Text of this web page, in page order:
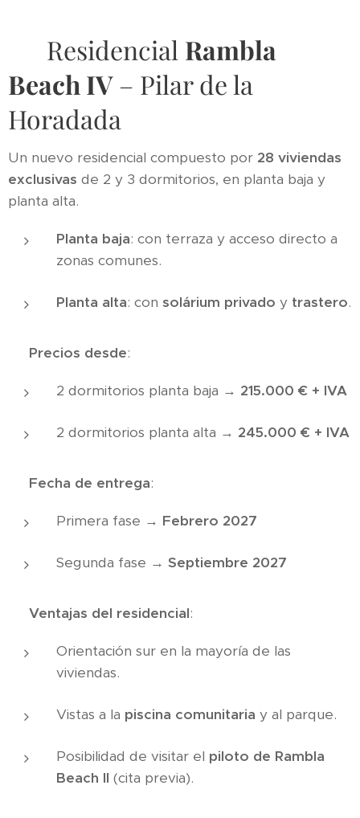
🏡 Residencial Rambla
Beach IV– Pilar de la
Horadada
Un nuevo residencial compuesto por 28 viviendas
exclusivas de 2 y 3 dormitorios, en planta baja y
planta alta.
Planta baja: con terraza y acceso directo a
zonas comunes.
Planta alta: con solárium privado y trastero.
Precios desde:
2 dormitorios planta baja → 215.000 € + IVA
2 dormitorios planta alta → 245.000 € + IVA
Fecha de entrega:
Primera fase → Febrero 2027
Segunda fase → Septiembre 2027
Ventajas del residencial:
Orientación sur en la mayoría de las
viviendas.
Vistas a la piscina comunitaria y al parque.
Posibilidad de visitar el piloto de Rambla
Beach II (cita previa).